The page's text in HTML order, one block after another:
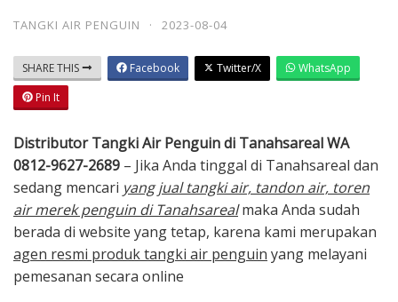
TANGKI AIR PENGUIN · 2023-08-04
SHARE THIS Facebook Twitter/X
WhatsApp
Pin It
Distributor Tangki Air Penguin di Tanahsareal WA
0812-9627-2689 – Jika Anda tinggal di Tanahsareal dan
sedang mencari yang jual tangki air, tandon air, toren
air merek penguin di Tanahsarealmaka Anda sudah
berada di website yang tetap, karena kami merupakan
agen resmi produk tangki air penguin yang melayani
pemesanan secara online